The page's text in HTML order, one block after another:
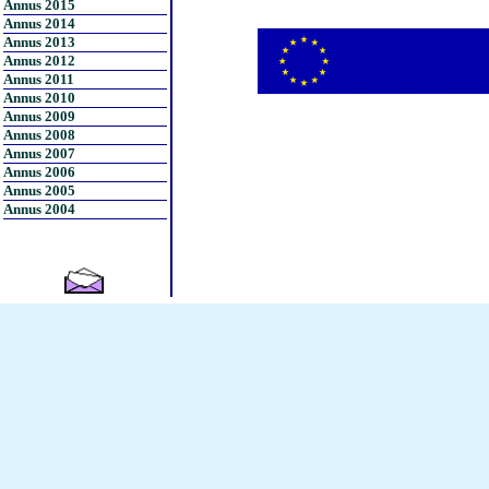
Annus 2015
Annus 2014
Annus 2013
Annus 2012
Annus 2011
Annus 2010
Annus 2009
Annus 2008
Annus 2007
Annus 2006
Annus 2005
Annus 2004